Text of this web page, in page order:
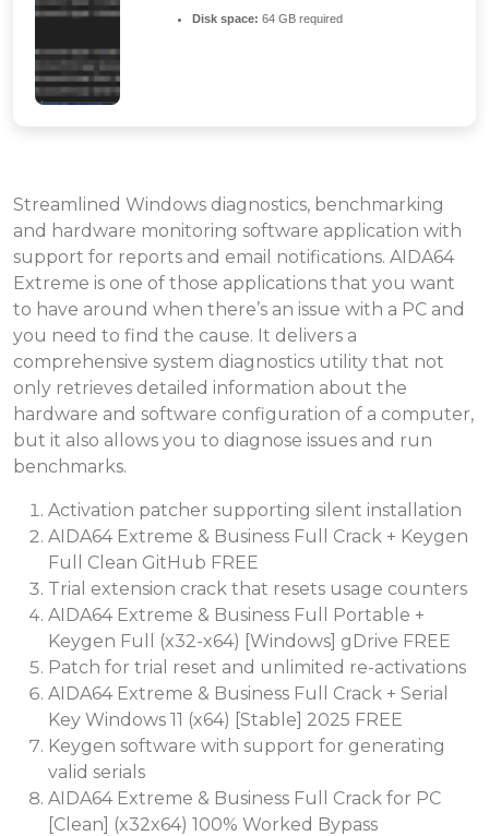
Disk space: 64 GB required
Streamlined Windows diagnostics, benchmarking
and hardware monitoring software application with
support for reports and email notifications. AIDA64
Extreme is one of those applications that you want
to have around when there’s an issue with a PC and
you need to find the cause. It delivers a
comprehensive system diagnostics utility that not
only retrieves detailed information about the
hardware and software configuration of a computer,
but it also allows you to diagnose issues and run
benchmarks.
Activation patcher supporting silent installation
AIDA64 Extreme & Business Full Crack + Keygen
Full Clean GitHub FREE
Trial extension crack that resets usage counters
AIDA64 Extreme & Business Full Portable +
Keygen Full (x32-x64) [Windows] gDrive FREE
Patch for trial reset and unlimited re-activations
AIDA64 Extreme & Business Full Crack + Serial
Key Windows 11 (x64) [Stable] 2025 FREE
Keygen software with support for generating
valid serials
AIDA64 Extreme & Business Full Crack for PC
[Clean] (x32x64) 100% Worked Bypass